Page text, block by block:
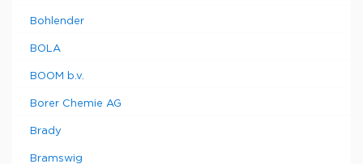
Bohlender
BOLA
BOOM b.v.
Borer Chemie AG
Brady
Bramswig